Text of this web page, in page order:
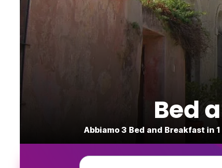
Bed
Abbiamo 3 Bed and Breakfast in